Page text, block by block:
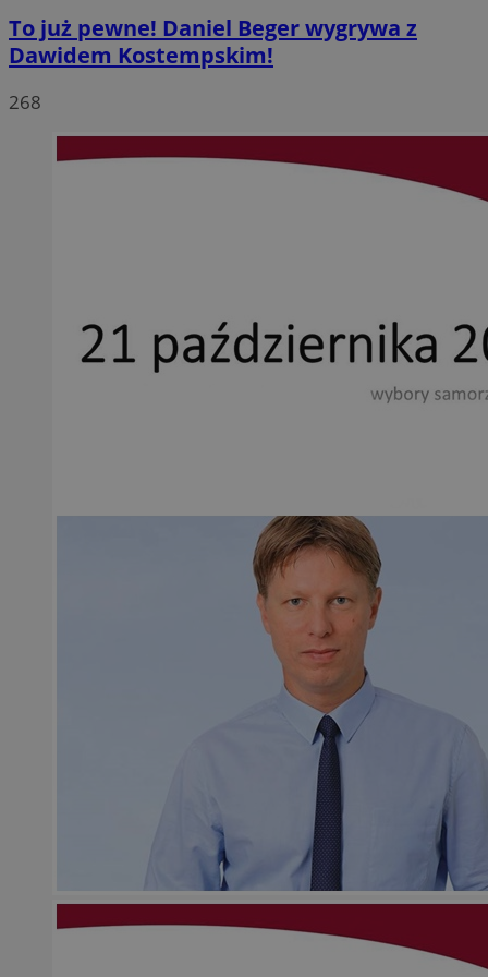
To już pewne! Daniel Beger wygrywa z
Dawidem Kostempskim!
268